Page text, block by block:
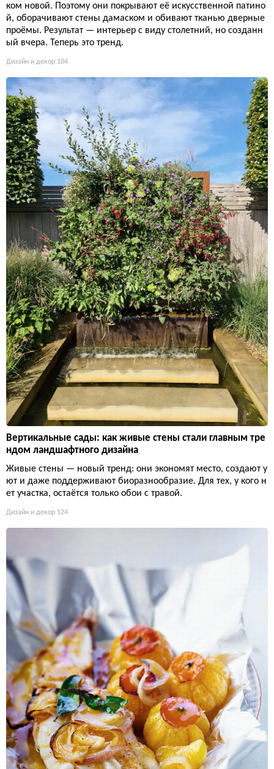
ком новой. Поэтому они покрывают её искусственной патино
й, оборачивают стены дамаском и обивают тканью дверные
проёмы. Результат — интерьер с виду столетний, но созданн
ый вчера. Теперь это тренд.
Дизайн и декор 104
Вертикальные сады: как живые стены стали главным тре
ндом ландшафтного дизайна
Живые стены — новый тренд: они экономят место, создают у
ют и даже поддерживают биоразнообразие. Для тех, у кого н
ет участка, остаётся только обои с травой.
Дизайн и декор 124